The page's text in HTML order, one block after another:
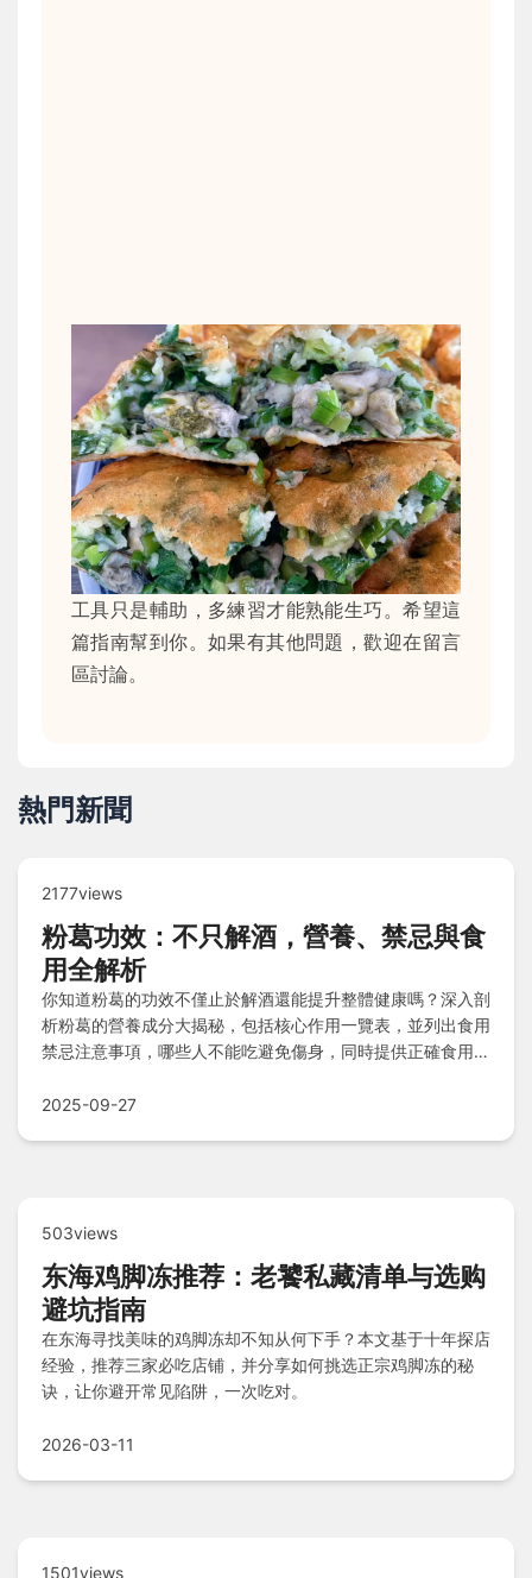
工具只是輔助，多練習才能熟能生巧。希望這
篇指南幫到你。如果有其他問題，歡迎在留言
區討論。
熱門新聞
2177views
粉葛功效：不只解酒，營養、禁忌與食
用全解析
你知道粉葛的功效不僅止於解酒還能提升整體健康嗎？深入剖
析粉葛的營養成分大揭秘，包括核心作用一覽表，並列出食用
禁忌注意事項，哪些人不能吃避免傷身，同時提供正確食用方
惑，讓你全面掌握安全攝取秘訣！
2025-09-27
503views
东海鸡脚冻推荐：老饕私藏清单与选购
避坑指南
在东海寻找美味的鸡脚冻却不知从何下手？本文基于十年探店
经验，推荐三家必吃店铺，并分享如何挑选正宗鸡脚冻的秘
诀，让你避开常见陷阱，一次吃对。
2026-03-11
1501views